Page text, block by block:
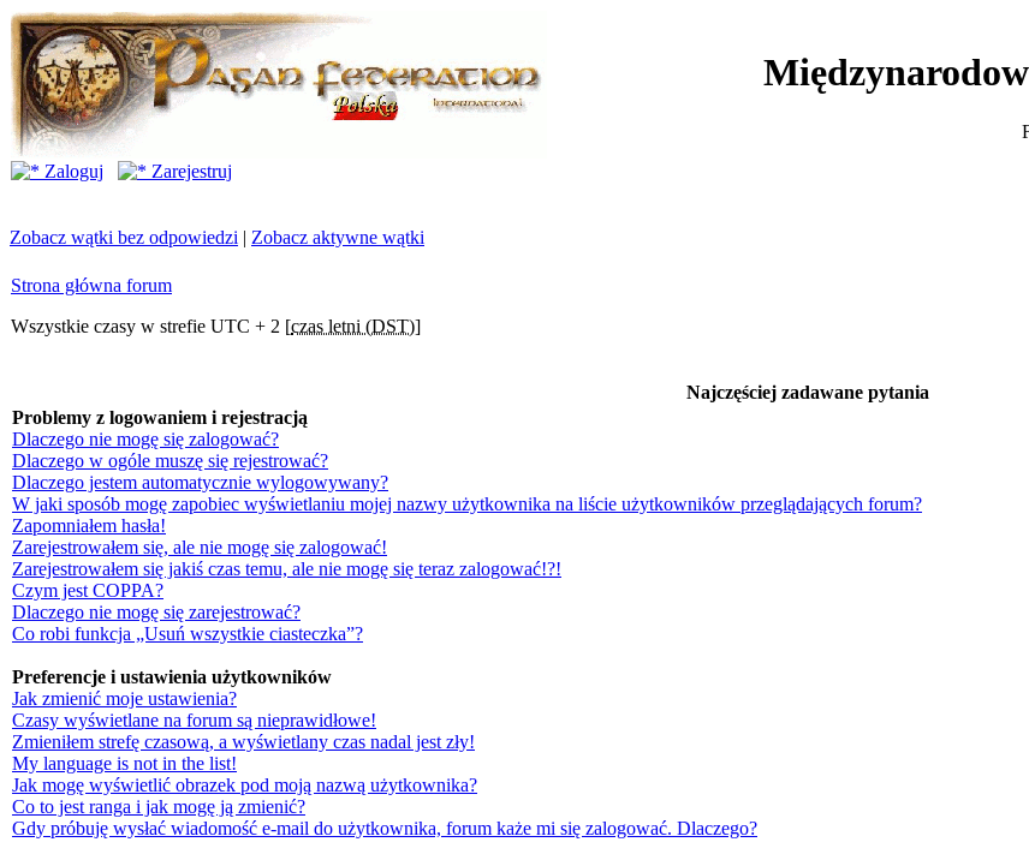
Zaloguj
Zarejestruj
Zobacz wątki bez odpowiedzi | Zobacz aktywne wątki
Strona główna forum
Wszystkie czasy w strefie UTC + 2 [czas letni (DST)]
Najczęściej zadawane pytania
Problemy z logowaniem i rejestracją
Dlaczego nie mogę się zalogować?
Dlaczego w ogóle muszę się rejestrować?
Dlaczego jestem automatycznie wylogowywany?
W jaki sposób mogę zapobiec wyświetlaniu mojej nazwy użytkownika na liście użytkowników przeglądających forum?
Zapomniałem hasła!
Zarejestrowałem się, ale nie mogę się zalogować!
Zarejestrowałem się jakiś czas temu, ale nie mogę się teraz zalogować!?!
Czym jest COPPA?
Dlaczego nie mogę się zarejestrować?
Co robi funkcja „Usuń wszystkie ciasteczka”?
Preferencje i ustawienia użytkowników
Jak zmienić moje ustawienia?
Czasy wyświetlane na forum są nieprawidłowe!
Zmieniłem strefę czasową, a wyświetlany czas nadal jest zły!
My language is not in the list!
Jak mogę wyświetlić obrazek pod moją nazwą użytkownika?
Co to jest ranga i jak mogę ją zmienić?
Gdy próbuję wysłać wiadomość e-mail do użytkownika, forum każe mi się zalogować. Dlaczego?